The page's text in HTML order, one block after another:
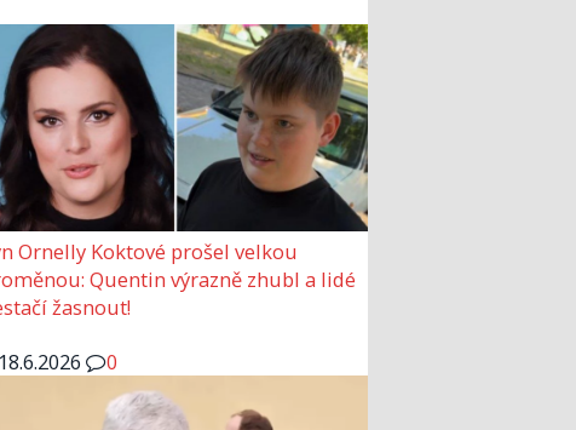
Ornelly Koktové prošel velkou
Quentin výrazně zhubl a lidé
žasnout!
18.6.2026
0